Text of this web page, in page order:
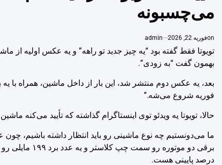
می‌چسبونه
onفوریه 22, 2026 admin
تویوتا فقط گفته بود “یه چیز جدید تو راهه” و یه عکس
بهمون گفت “به زودی”.
فوریه شروع می‌شه.”
حالا، تویوتا یه ویدئو توی اینستاگرام گذاشته که تأیید می‌کنه
ما می‌دونستیم چه نوع ماشینی رو باید انتظار داشته باشیم،
درصد پایینی هست.